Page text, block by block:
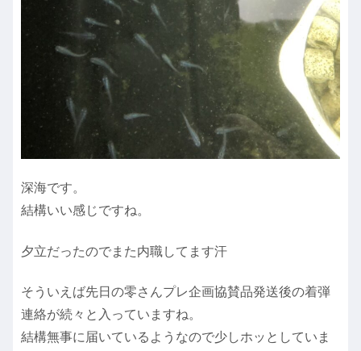
深海です。
結構いい感じですね。
夕立だったのでまた内職してます汗
そういえば先日の零さんプレ企画協賛品発送後の着弾
連絡が続々と入っていますね。
結構無事に届いているようなので少しホッとしていま